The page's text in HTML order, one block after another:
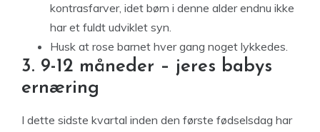
kontrasfarver, idet børn i denne alder endnu ikke
har et fuldt udviklet syn.
Husk at rose barnet hver gang noget lykkedes.
3. 9-12 måneder – jeres babys
ernæring
I dette sidste kvartal inden den første fødselsdag har